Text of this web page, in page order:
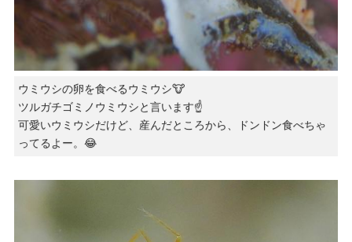
ウミウシの卵を食べるウミウシ🐮
ツルガチゴミノウミウシと言います☝️
可愛いウミウシだけど、産んだところから、ドンドン食べちゃ
ってるよー。😂